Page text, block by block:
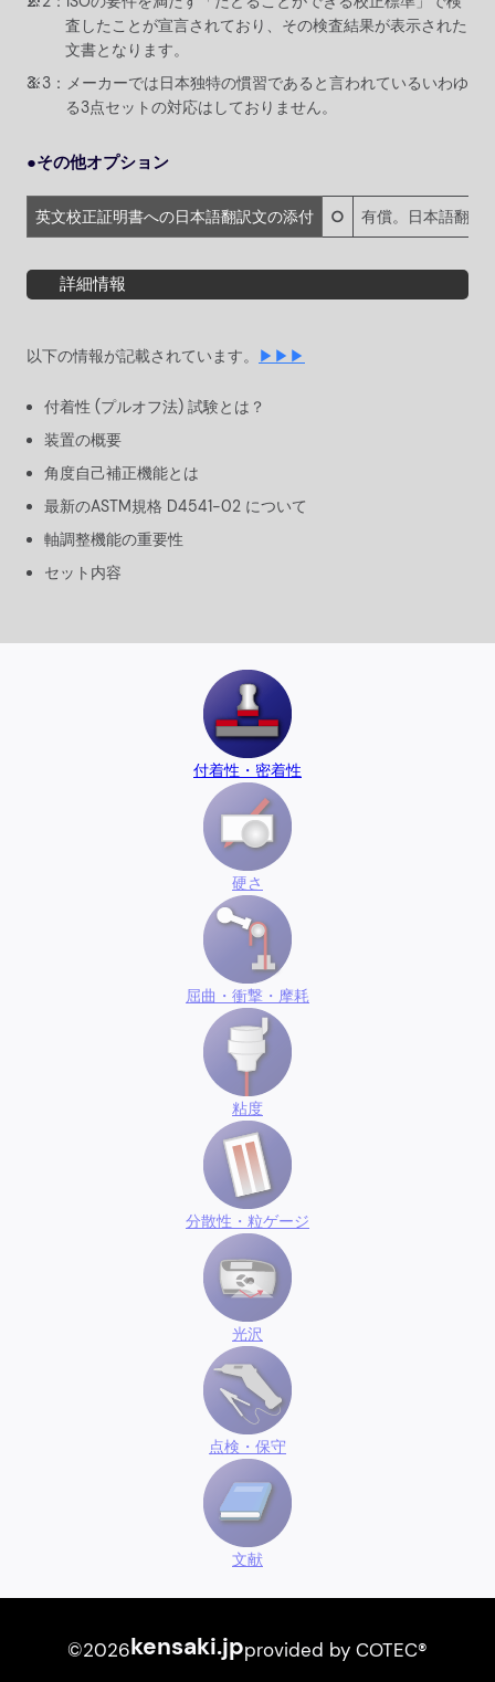
付着性・密着性
硬さ
屈曲・衝撃・摩耗
粘度
分散性・粒ゲージ
光沢
点検・保守
文献
査したことが宣言されており、その検査結果が表示された
文書となります。
メーカーでは日本独特の慣習であると言われているいわゆ
る3点セットの対応はしておりません。
●その他オプション
英文校正証明書への日本語翻訳文の添付 ○ 有償。日本語翻訳
詳細情報
以下の情報が記載されています。 ▶▶▶
付着性 (プルオフ法) 試験とは？
装置の概要
角度自己補正機能とは
最新のASTM規格 D4541-02 について
軸調整機能の重要性
セット内容
©2026kensaki.jpprovided by COTEC®